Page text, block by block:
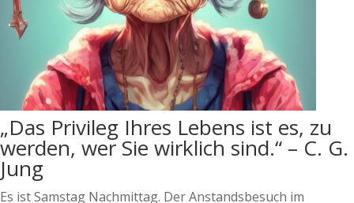
„Das Privileg Ihres Lebens ist es, zu
werden, wer Sie wirklich sind.“ – C. G.
Jung
Es ist Samstag Nachmittag. Der Anstandsbesuch im